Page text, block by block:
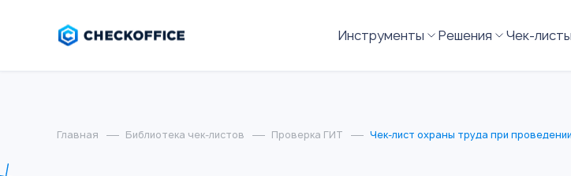
Инструменты Решения Чек-листы
Главная Библиотека чек-листов Проверка ГИТ Чек-лист охраны труда при